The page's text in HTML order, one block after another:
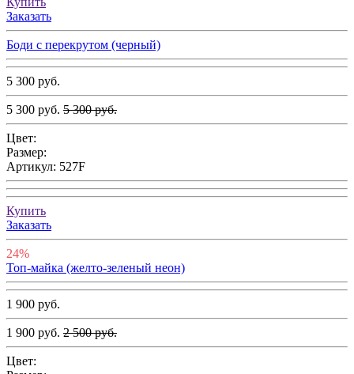
Заказать
Боди с перекрутом (черный)
5 300 руб.
5 300 руб. 5 300 руб.
Цвет:
Размер:
Артикул: 527F
Купить
Заказать
24%
Топ-майка (желто-зеленый неон)
1 900 руб.
1 900 руб. 2 500 руб.
Цвет: